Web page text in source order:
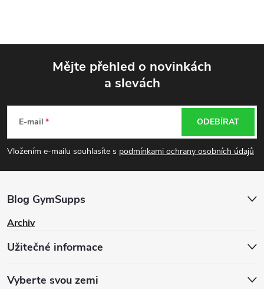
p
Mějte přehled o novinkách
a slevách
E-mail
Vložením e-mailu souhlasíte s podmínkami ochrany osobních údajů
ODEBÍRAT
Blog GymSupps
Archiv
Užitečné informace
Vyberte svou zemi